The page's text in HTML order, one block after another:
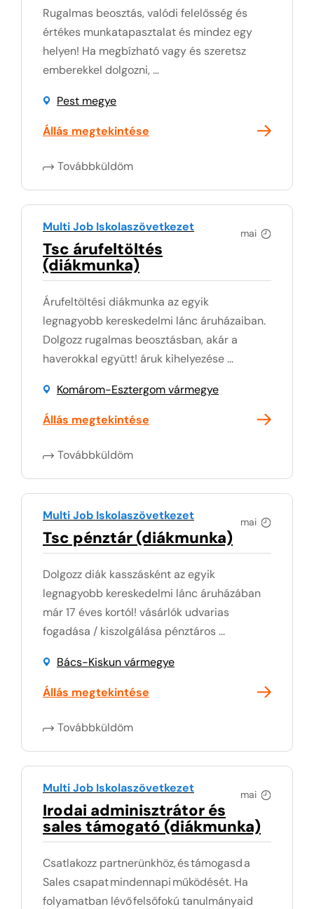
Rugalmas beosztás, valódi felelősség és
értékes munkatapasztalat és mindez egy
helyen! Ha megbízható vagy és szeretsz
emberekkel dolgozni, ...
Pest megye
Állás megtekintése
Továbbküldöm
mai
Multi Job Iskolaszövetkezet
Tsc árufeltöltés
(diákmunka)
Árufeltöltési diákmunka az egyik
legnagyobb kereskedelmi lánc áruházaiban.
Dolgozz rugalmas beosztásban, akár a
haverokkal együtt! áruk kihelyezése ...
Komárom-Esztergom vármegye
Állás megtekintése
Továbbküldöm
mai
Multi Job Iskolaszövetkezet
Tsc pénztár (diákmunka)
Dolgozz diák kasszásként az egyik
legnagyobb kereskedelmi lánc áruházában
már 17 éves kortól! vásárlók udvarias
fogadása / kiszolgálása pénztáros ...
Bács-Kiskun vármegye
Állás megtekintése
Továbbküldöm
mai
Multi Job Iskolaszövetkezet
Irodai adminisztrátor és
sales támogató (diákmunka)
Csatlakozz partnerünkhöz, és támogasd a
Sales csapat mindennapi működését. Ha
folyamatban lévő felsőfokú tanulmányaid